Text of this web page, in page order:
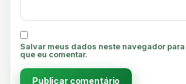
Salvar meus dados neste navegador
que eu comentar.